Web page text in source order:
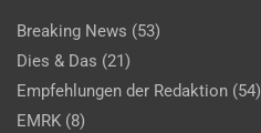
Breaking News (53)
Dies & Das (21)
Empfehlungen der Redaktion (54)
EMRK (8)